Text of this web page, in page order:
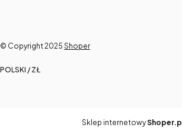
© Copyright 2025 Shoper
POLSKI / ZŁ
Sklep internetowyShoper.pl